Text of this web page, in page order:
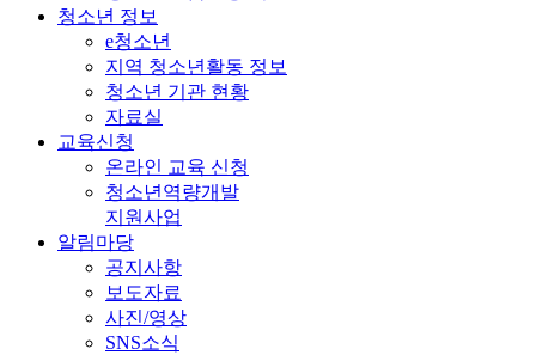
청소년 정보
e청소년
지역 청소년활동 정보
청소년 기관 현황
자료실
교육신청
온라인 교육 신청
청소년역량개발
지원사업
알림마당
공지사항
보도자료
사진/영상
SNS소식